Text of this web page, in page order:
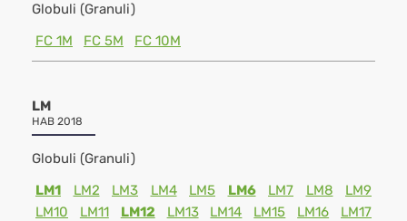
Globuli (Granuli)
FC 1M
FC 5M FC 10M
LM
HAB 2018
Globuli (Granuli)
LM1
LM2 LM3 LM4 LM5 LM6 LM7 LM8
LM9
LM10
LM11 LM12 LM13 LM14 LM15 LM16
LM17